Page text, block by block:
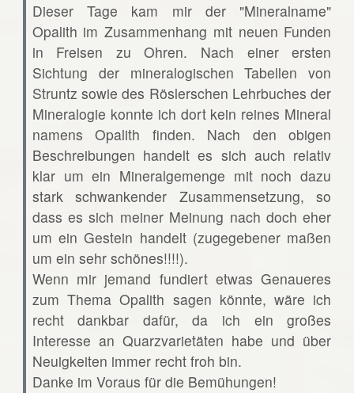
Dieser Tage kam mir der "Mineralname"
Opalith im Zusammenhang mit neuen Funden
in Freisen zu Ohren. Nach einer ersten
Sichtung der mineralogischen Tabellen von
Struntz sowie des Röslerschen Lehrbuches der
Mineralogie konnte ich dort kein reines Mineral
namens Opalith finden. Nach den obigen
Beschreibungen handelt es sich auch relativ
klar um ein Mineralgemenge mit noch dazu
stark schwankender Zusammensetzung, so
dass es sich meiner Meinung nach doch eher
um ein Gestein handelt (zugegebener maßen
um ein sehr schönes!!!!).
Wenn mir jemand fundiert etwas Genaueres
zum Thema Opalith sagen könnte, wäre ich
recht dankbar dafür, da ich ein großes
Interesse an Quarzvarietäten habe und über
Neuigkeiten immer recht froh bin.
Danke im Voraus für die Bemühungen!